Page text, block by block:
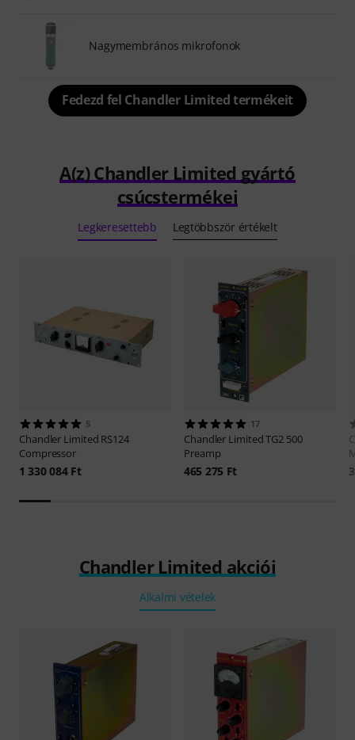
Nagymembrános mikrofonok
Fedezd fel Chandler Limited termékeit
A(z) Chandler Limited gyártó
csúcstermékei
Legkeresettebb Legtöbbször értékelt
5
Chandler Limited RS124
Compressor
1 330 084 Ft
17
Chandler LimitedTG2 500
Preamp
465 275 Ft
Chandler Limited akciói
Alkalmi vételek